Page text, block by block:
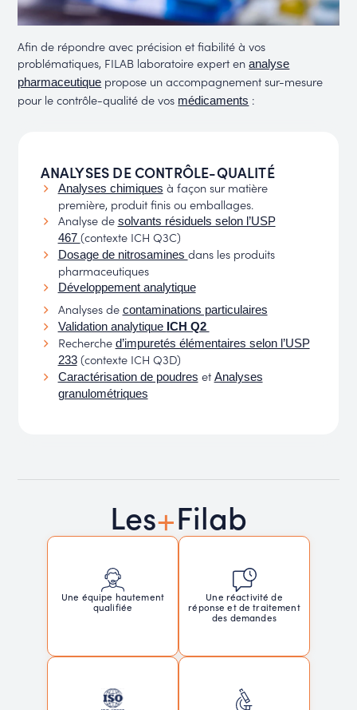
Afin de répondre avec précision et fiabilité à vos
problématiques, FILAB laboratoire expert enanalyse
pharmaceutique propose un accompagnement sur-mesure
pour le contrôle-qualité de vos médicaments :
ANALYSES DE CONTRÔLE-QUALITÉ
Analyses chimiques à façon sur matière
première, produit finis ou emballages.
Analyse de solvants résiduels selon l’USP
467 (contexte ICH Q3C)
Dosage de nitrosamines dans les produits
pharmaceutiques
Développement analytique
Analyses de contaminations particulaires
Validation analytique ICH Q2
Recherche d’impuretés élémentaires selon l’USP
233(contexte ICH Q3D)
Caractérisation de poudres et Analyses
granulométriques
Les+Filab
Une équipe hautement
qualifiée
Une réactivité de
réponse et de traitement
des demandes